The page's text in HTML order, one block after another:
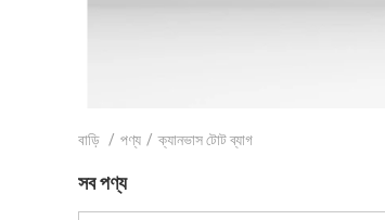
বাড়ি / পণ্য / ক্যানভাস টোট ব্যাগ
সব পণ্য